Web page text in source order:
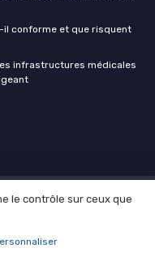
conforme et que risquent
infrastructures médicales
Grande
manager
le contrôle sur ceux que